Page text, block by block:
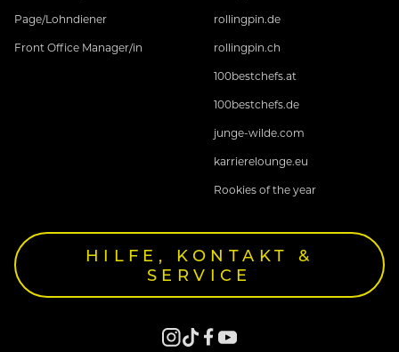
Page/Lohndiener
Front Office Manager/in
rollingpin.de
rollingpin.ch
100bestchefs.at
100bestchefs.de
junge-wilde.com
karrierelounge.eu
Rookies of the year
HILFE, KONTAKT &
SERVICE